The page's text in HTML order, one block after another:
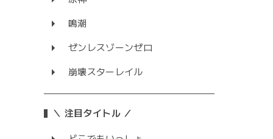
鳴潮
ゼンレスゾーンゼロ
崩壊スターレイル
＼ 注目タイトル ／